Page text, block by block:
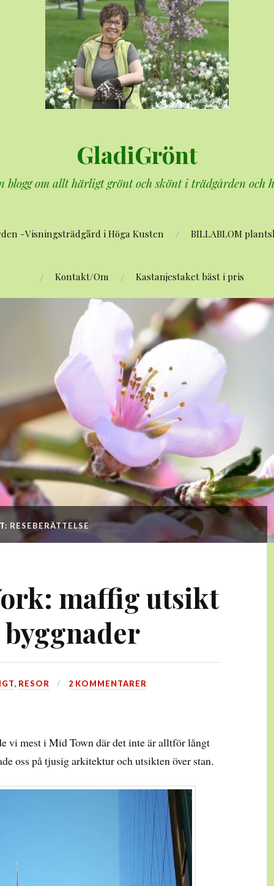
GladiGrönt
blogg om allt härligt grönt och skönt i trädgården och
-Visningsträdgård i Höga Kusten BILLABLOM
Kontakt/Om Kastanjestaket bäst i pris
RESEBERÄTTELSE
maffig utsikt
, RESOR 2 KOMMENTARER
vi mest i Mid Town där det inte är alltför långt
oss på tjusig arkitektur och utsikten över stan.